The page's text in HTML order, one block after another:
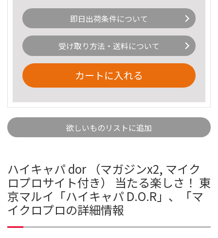
即日出荷条件について
受け取り方法・送料について
カートに入れる
欲しいものリストに追加
ハイキャパ dor （マガジンx2, マイク
ロプロサイト付き） 当たる楽しさ！ 東
京マルイ「ハイキャパ D.O.R」、「マ
イクロプロの詳細情報